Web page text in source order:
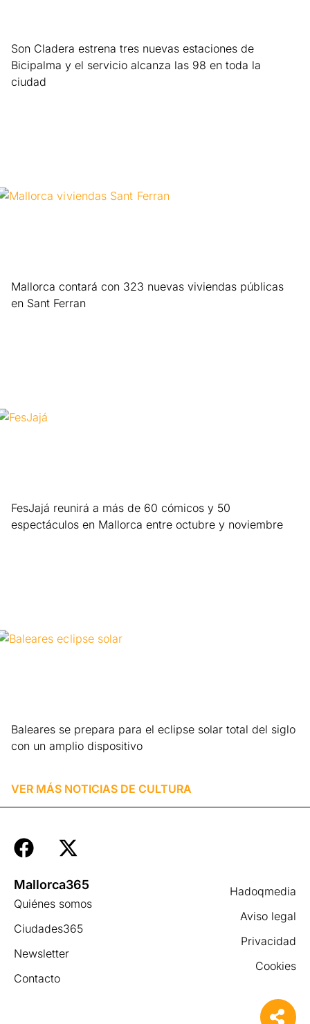
Son Cladera estrena tres nuevas estaciones de
Bicipalma y el servicio alcanza las 98 en toda la
ciudad
Mallorca contará con 323 nuevas viviendas públicas
en Sant Ferran
FesJajá reunirá a más de 60 cómicos y 50
espectáculos en Mallorca entre octubre y noviembre
Baleares se prepara para el eclipse solar total del siglo
con un amplio dispositivo
VER MÁS NOTICIAS DE CULTURA
Hadoqmedia
Aviso legal
Privacidad
Cookies
Mallorca365
Quiénes somos
Ciudades365
Newsletter
Contacto